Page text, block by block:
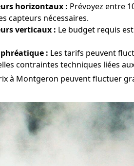
horizontaux : Prévoyez entre
capteurs nécessaires.
verticaux : Le budget requis
: Les tarifs peuvent
contraintes techniques liées
à Montgeron peuvent fluctuer